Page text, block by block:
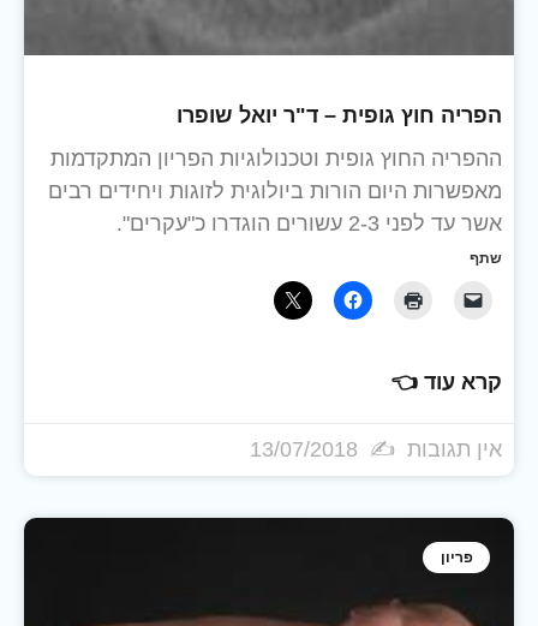
הפריה חוץ גופית – ד"ר יואל שופרו
ההפריה החוץ גופית וטכנולוגיות הפריון המתקדמות
מאפשרות היום הורות ביולוגית לזוגות ויחידים רבים
אשר עד לפני 2-3 עשורים הוגדרו כ"עקרים".
שתף
קרא עוד 👈
אין תגובות
פריון